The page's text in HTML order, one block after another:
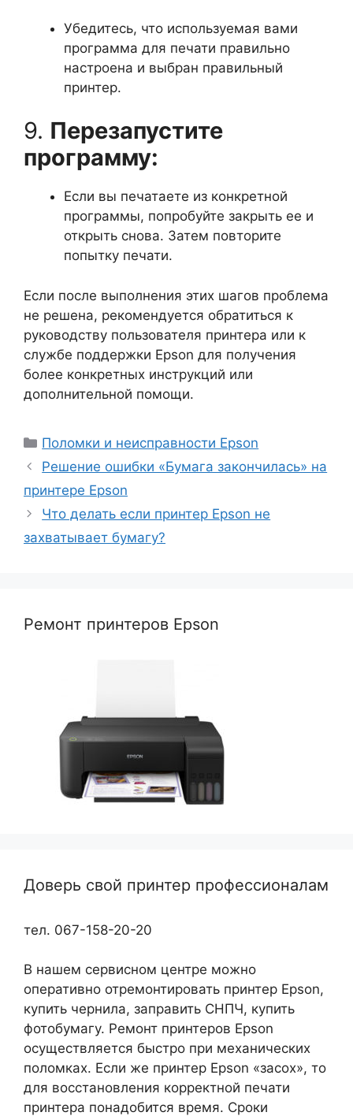
Убедитесь, что используемая вами
программа для печати правильно
настроена и выбран правильный
принтер.
9. Перезапустите
программу:
Если вы печатаете из конкретной
программы, попробуйте закрыть ее и
открыть снова. Затем повторите
попытку печати.
Если после выполнения этих шагов проблема
не решена, рекомендуется обратиться к
руководству пользователя принтера или к
службе поддержки Epson для получения
более конкретных инструкций или
дополнительной помощи.
Рубрики
Поломки и неисправности Epson
Решение ошибки «Бумага закончилась» на
принтере Epson
Что делать если принтер Epson не
захватывает бумагу?
Ремонт принтеров Epson
Доверь свой принтер профессионалам
тел. 067-158-20-20
В нашем сервисном центре можно
оперативно отремонтировать принтер Epson,
купить чернила, заправить СНПЧ, купить
фотобумагу. Ремонт принтеров Epson
осуществляется быстро при механических
поломках. Если же принтер Epson «засох», то
для восстановления корректной печати
принтера понадобится время. Сроки